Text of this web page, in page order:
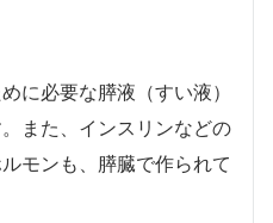
に必要な膵液（すい液）
また、インスリンなどの
モンも、膵臓で作られて